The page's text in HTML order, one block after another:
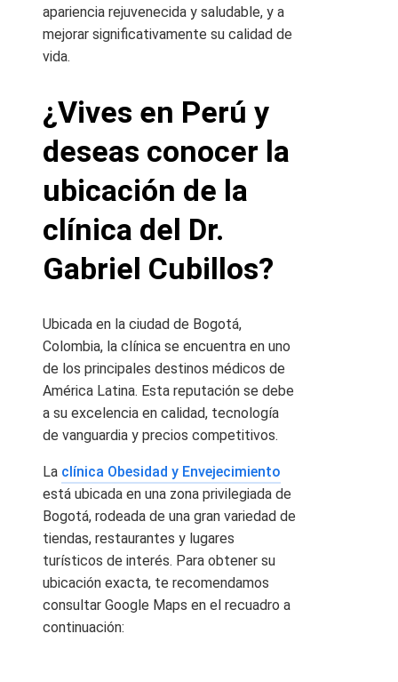
apariencia rejuvenecida y saludable, y a
mejorar significativamente su calidad de
vida.
¿Vives en Perú y
deseas conocer la
ubicación de la
clínica del Dr.
Gabriel Cubillos?
Ubicada en la ciudad de Bogotá,
Colombia, la clínica se encuentra en uno
de los principales destinos médicos de
América Latina. Esta reputación se debe
a su excelencia en calidad, tecnología
de vanguardia y precios competitivos.
La clínica Obesidad y Envejecimiento
está ubicada en una zona privilegiada de
Bogotá, rodeada de una gran variedad de
tiendas, restaurantes y lugares
turísticos de interés. Para obtener su
ubicación exacta, te recomendamos
consultar Google Maps en el recuadro a
continuación: